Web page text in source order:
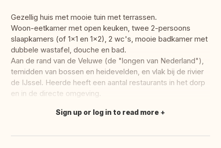
Gezellig huis met mooie tuin met terrassen.
Woon-eetkamer met open keuken, twee 2-persoons
slaapkamers (of 1x1 en 1x2), 2 wc's, mooie badkamer met
dubbele wastafel, douche en bad.
Aan de rand van de Veluwe (de "longen van Nederland"),
temidden van bossen en heidevelden, en vlak bij de rivier
de IJssel. Heerde heeft een aantal restaurants in het dorp
en in de directe omgeving.
Translate this
Sign up or log in to read more